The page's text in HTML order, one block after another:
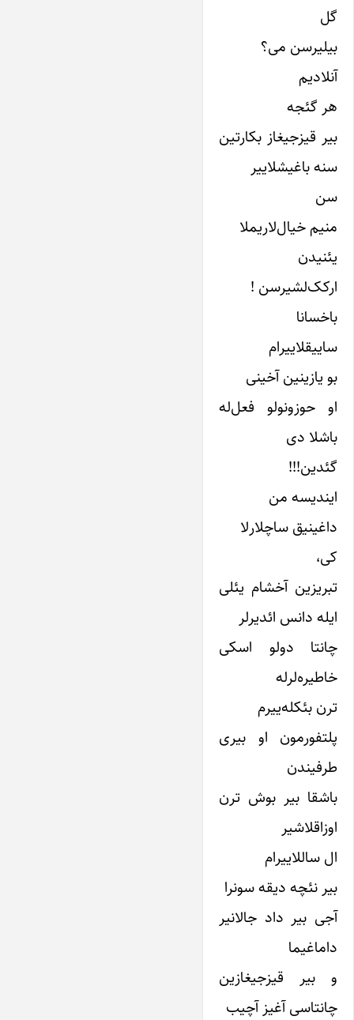
گل
بیلیرسن می؟
آنلادیم
هر گئجه
بیر قیزجیغاز بکارتین
سنه باغیشلاییر
سن
منیم خیال‌لاریملا
یئنیدن
ارکک‌لشیرسن !
باخسانا
ساییقلاییرام
بو یازینین آخینی
او حوزونولو فعل‌له
باشلا دی
گئدین!!!
ایندیسه من
داغینیق ساچلارلا
کی،
تبریزین آخشام یئلی
ایله دانس ائدیرلر
چانتا دولو اسکی
خاطیره‌لر‌له
ترن بئکله‌ییرم
پلتفورمون او بیری
طرفیندن
باشقا بیر بوش ترن
اوزاقلاشیر
ال ساللاییرام
بیر نئچه دیقه سونرا
آجی بیر داد جالانیر
داماغیما
و بیر قیزجیغازین
چانتاسی آغیز آچیب